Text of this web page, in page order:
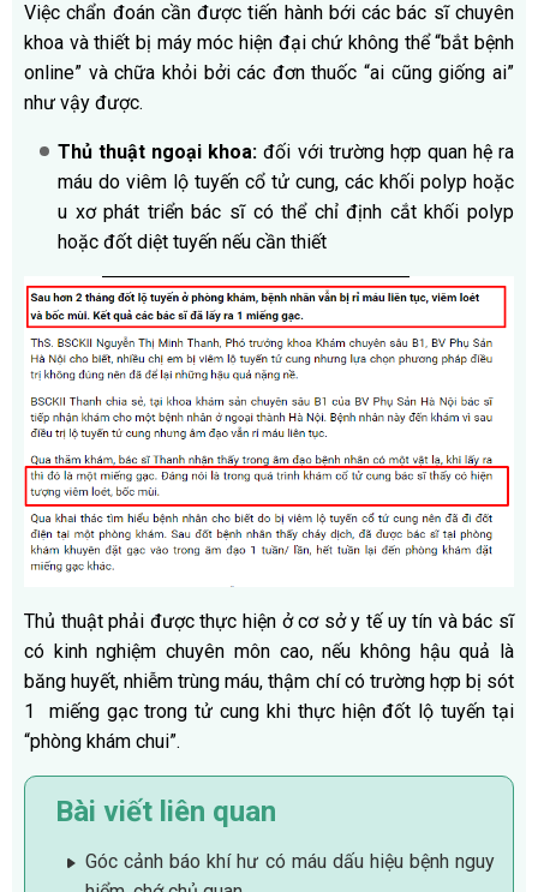
Việc chẩn đoán cần được tiến hành bới các bác sĩ chuyên
khoa và thiết bị máy móc hiện đại chứ không thể “bắt bệnh
online” và chữa khỏi bởi các đơn thuốc “ai cũng giống ai”
như vậy được.
Thủ thuật ngoại khoa: đối với trường hợp quan hệ ra
máu do viêm lộ tuyến cổ tử cung, các khối polyp hoặc
u xơ phát triển bác sĩ có thể chỉ định cắt khối polyp
hoặc đốt diệt tuyến nếu cần thiết
Thủ thuật phải được thực hiện ở cơ sở y tế uy tín và bác sĩ
có kinh nghiệm chuyên môn cao, nếu không hậu quả là
băng huyết, nhiễm trùng máu, thậm chí có trường hợp bị sót
1 miếng gạc trong tử cung khi thực hiện đốt lộ tuyến tại
“phòng khám chui”.
Bài viết liên quan
Góc cảnh báo khí hư có máu dấu hiệu bệnh nguy